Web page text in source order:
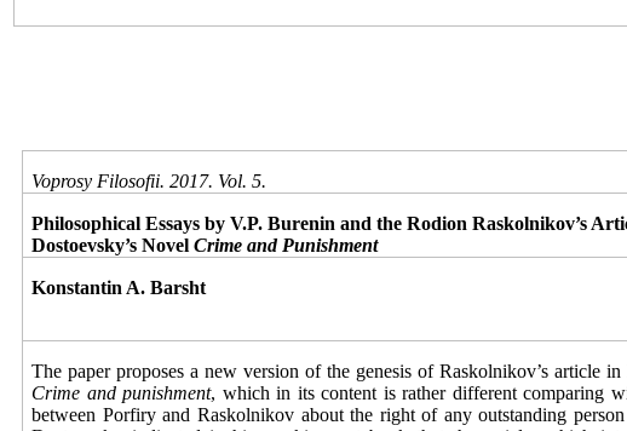
Voprosy Filosofii. 2017. Vol. 5.
Philosophical Essays by V.P. Burenin and the Rodion Raskolnikov’s
Dostoevsky’s NovelCrime and Punishment
Konstantin A.Barsht
The paper proposes a new version of the genesis of Raskolnikov’s article in
Crime and punishment, which in its content is rather different comparing
between Porfiry and Raskolnikov about the right of any outstanding